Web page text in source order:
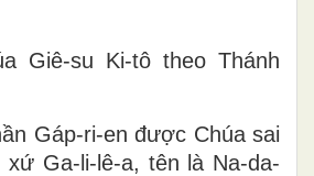
Giê-su Ki-tô theo Thánh
Gáp-ri-en được Chúa sai
xứ Ga-li-lê-a, tên là Na-da-